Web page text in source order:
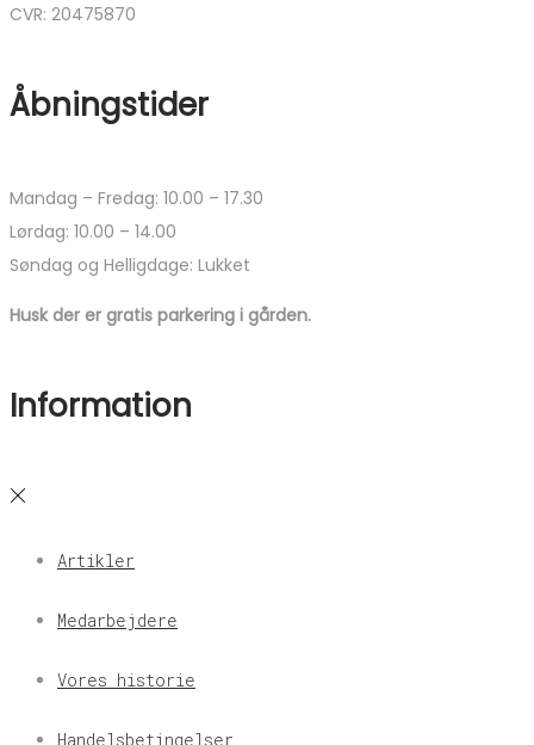
CVR: 20475870
Åbningstider
Mandag – Fredag: 10.00 – 17.30
Lørdag: 10.00 – 14.00
Søndag og Helligdage: Lukket
Husk der er gratis parkering i gården.
Information
Artikler
Medarbejdere
Vores historie
Handelsbetingelser